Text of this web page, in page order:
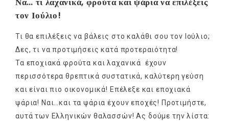
τον Ιούλιο!
Τι θα επιλέξεις να βάλεις στο καλάθι σου τον Ιούλιο;
Δες, τι να προτιμήσεις κατά προτεραιότητα!
Τα εποχιακά φρούτα και λαχανικά έχουν
περισσότερα θρεπτικά συστατικά, καλύτερη γεύση
και είναι πιο οικονομικά! Επέλεξε και εποχιακά
ψάρια! Ναι…και τα ψάρια έχουν εποχές! Προτιμήστε,
αυτά των Ελληνικών θαλασσών! Ας δούμε την λίστα: